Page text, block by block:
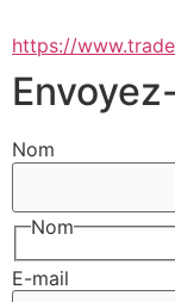
https://
Nom
Nom
E-mail